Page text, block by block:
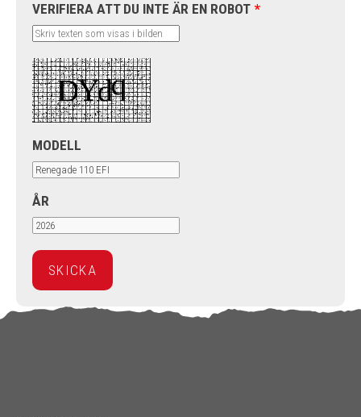
VERIFIERA ATT DU INTE ÄR EN ROBOT *
MODELL
ÅR